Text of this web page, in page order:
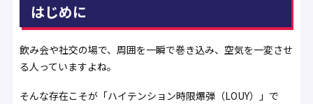
はじめに
飲み会や社交の場で、周囲を一瞬で巻き込み、空気を一変させ
る人っていますよね。
そんな存在こそが「ハイテンション時限爆弾（LOUY）」で